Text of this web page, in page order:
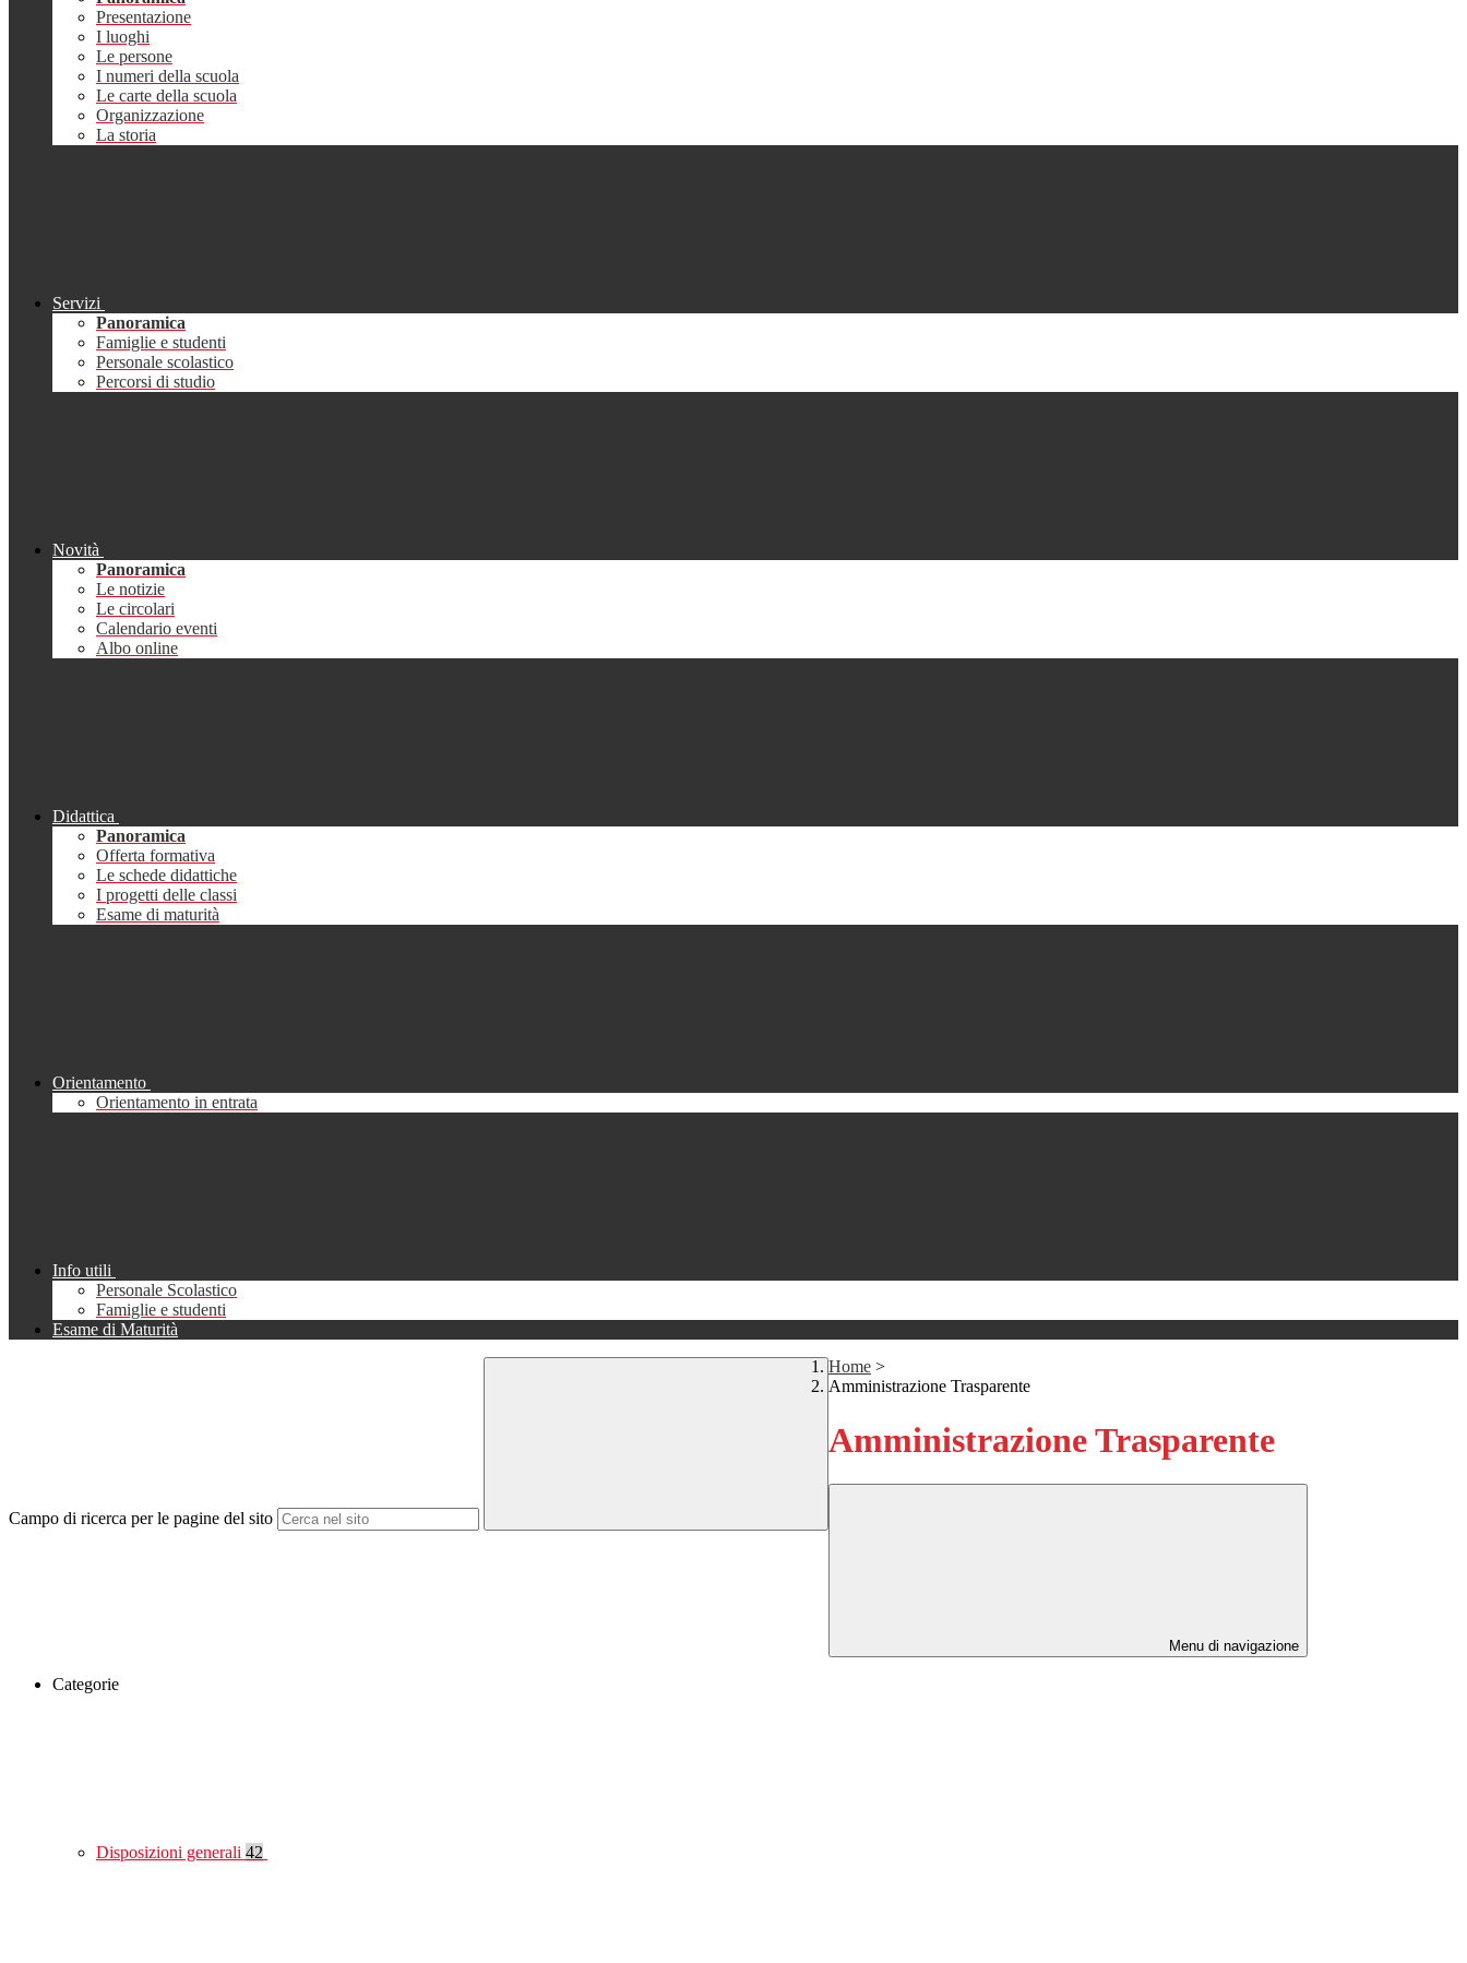
Presentazione
I luoghi
Le persone
I numeri della scuola
Le carte della scuola
Organizzazione
La storia
Servizi
Panoramica
Famiglie e studenti
Personale scolastico
Percorsi di studio
Novità
Panoramica
Le notizie
Le circolari
Calendario eventi
Albo online
Didattica
Panoramica
Offerta formativa
Le schede didattiche
I progetti delle classi
Esame di maturità
Orientamento
Orientamento in entrata
Info utili
Personale Scolastico
Famiglie e studenti
Esame di Maturità
Campo di ricerca per le pagine del sito
Home >
Amministrazione Trasparente
Amministrazione Trasparente
Menu di navigazione
Categorie
Disposizioni generali 42